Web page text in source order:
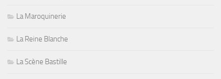
La Maroquinerie
La Reine Blanche
La Scène Bastille